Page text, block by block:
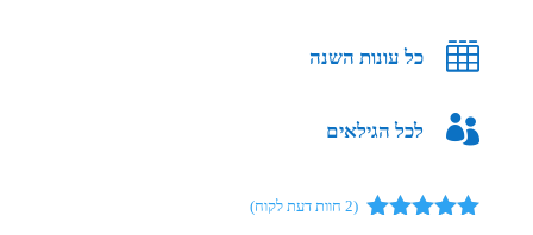
 כל עונות השנה
 לכל הגילאים
(
2חוות דעת לקוח)